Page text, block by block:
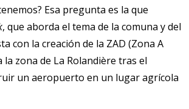
Esa pregunta es la que
, que aborda el tema de la comuna y del
con la creación de la ZAD (Zona A
la zona de La Rolandière tras el
un aeropuerto en un lugar agrícola